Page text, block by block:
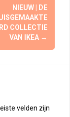
NIEUW | DE
COLLECTIE
VAN IKEA →
velden zijn